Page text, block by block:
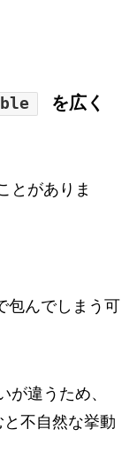
を広く
とがありま
包んでしまう可
が違うため、
と不自然な挙動